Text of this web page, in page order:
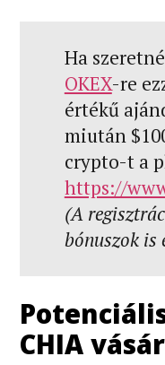
Ha
OKEX-re
értékű
miután
crypto-t a
https://
(A
bónuszok is
CHIA